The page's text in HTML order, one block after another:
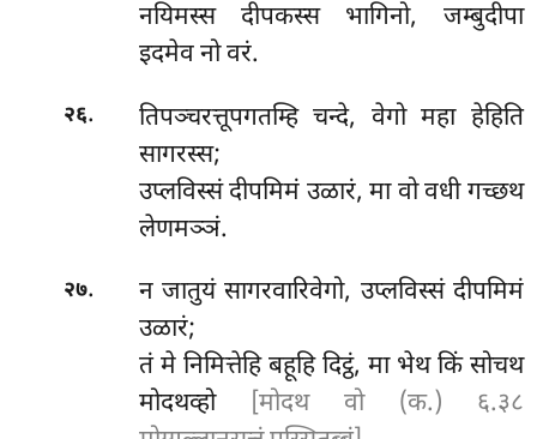
नयिमस्स दीपकस्स भागिनो, जम्बुदीपा
इदमेव नो वरं.
२६. तिपञ्चरत्तूपगतम्हि चन्दे, वेगोमहा हेहिति
सागरस्स;
उप्लविस्सं दीपमिमं उळारं, मा वो वधी गच्छथ
लेणमञ्ञं.
२७.
न जातुयं सागरवारिवेगो, उप्लविस्सं दीपमिमं
उळारं;
तं मे निमित्तेहि बहूहि दिट्ठं, मा भेथ किं सोचथ
मोदथव्हो
[मोदथ वो (क.) ६.३८